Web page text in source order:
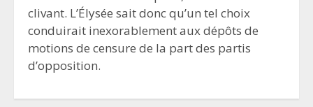
clivant. L’Élysée sait donc qu’un tel choix
conduirait inexorablement aux dépôts de
motions de censure de la part des partis
d’opposition.